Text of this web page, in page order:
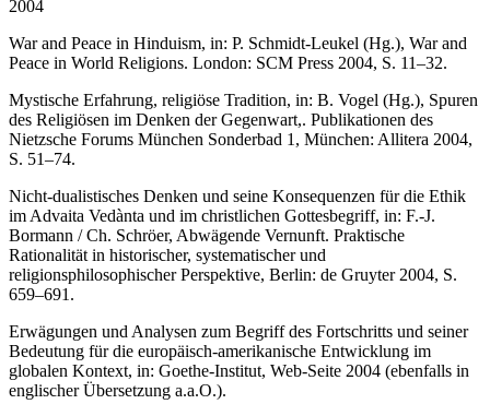
2004
War and Peace in Hinduism, in: P. Schmidt-Leukel (Hg.), War and
Peace in World Religions. London: SCM Press 2004, S. 11–32.
Mystische Erfahrung, religiöse Tradition, in: B. Vogel (Hg.), Spuren
des Religiösen im Denken der Gegenwart,. Publikationen des
Nietzsche Forums München Sonderbad 1, München: Allitera 2004,
S. 51–74.
Nicht-dualistisches Denken und seine Konsequenzen für die Ethik
im Advaita Vedànta und im christlichen Gottesbegriff, in: F.-J.
Bormann / Ch. Schröer, Abwägende Vernunft. Praktische
Rationalität in historischer, systematischer und
religionsphilosophischer Perspektive, Berlin: de Gruyter 2004, S.
659–691.
Erwägungen und Analysen zum Begriff des Fortschritts und seiner
Bedeutung für die europäisch-amerikanische Entwicklung im
globalen Kontext, in: Goethe-Institut, Web-Seite 2004 (ebenfalls in
englischer Übersetzung a.a.O.).